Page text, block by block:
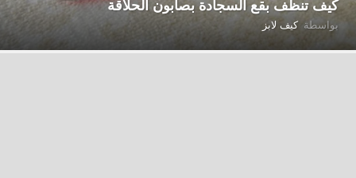
كيف تنظف بقع السجادة بصابون الحلاقة
بواسطة كيف لابز